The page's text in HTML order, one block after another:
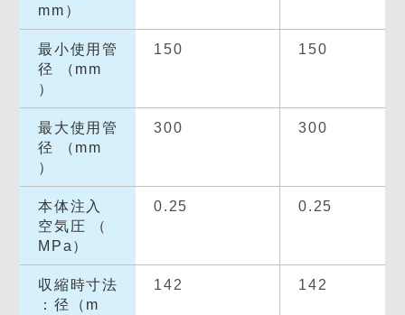
mm）
最小使用管
径 （mm
）
150 150
最大使用管
径 （mm
）
300 300
本体注入
空気圧 （
MPa）
0.25 0.25
収縮時寸法
：径（m
142 142